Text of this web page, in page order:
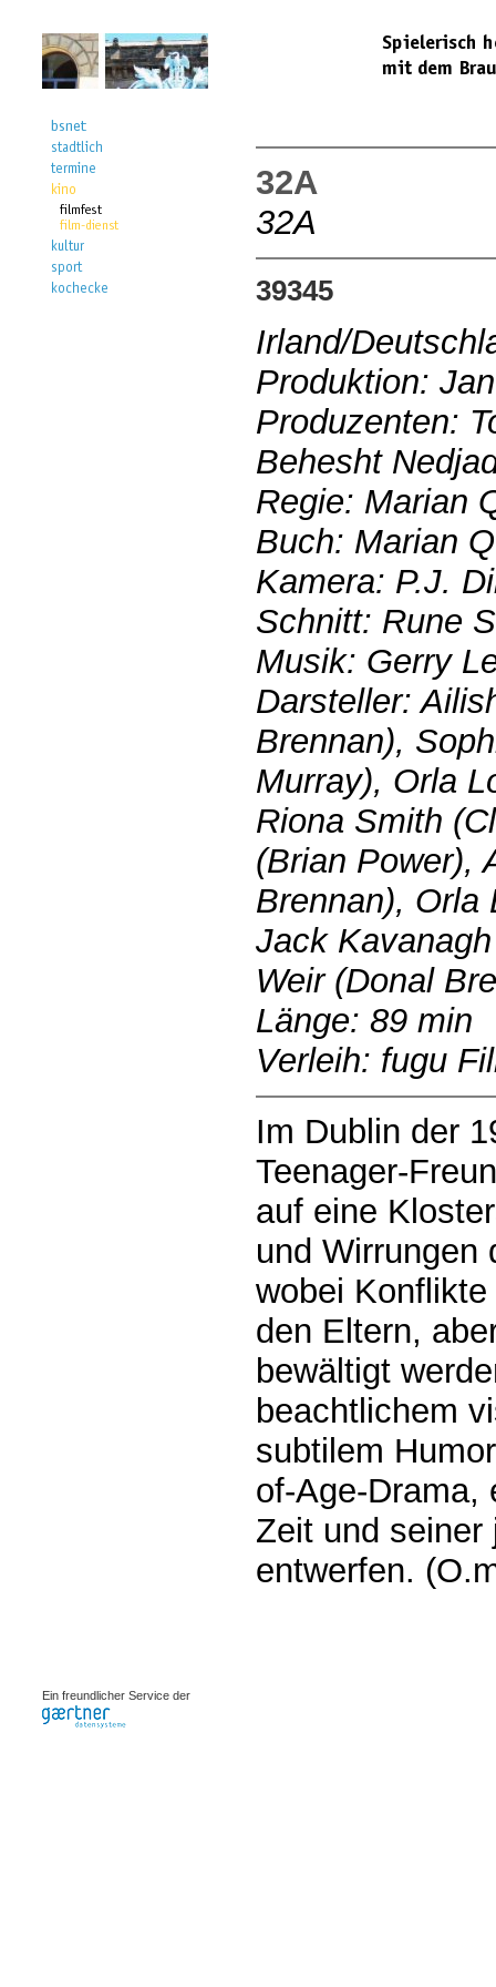
32A
32A
39345
Irland/
Produktion:
Produzenten:
Behesht
Regie: Marian
Buch: Marian
Kamera: P.J.
Schnitt: Rune
Musik: Gerry
Darsteller:
Brennan),
Murray), Orla
Riona Smith
(Brian Power),
Brennan), Orla
Jack
Weir (Donal
Länge: 89 min
Verleih: fugu
Im Dublin der
Teenager-
auf eine
und Wirrungen
wobei
den Eltern,
bewältigt
beachtlichem
subtilem
of-Age-Drama,
Zeit und seiner
entwerfen.
Ein freundlicher Service der